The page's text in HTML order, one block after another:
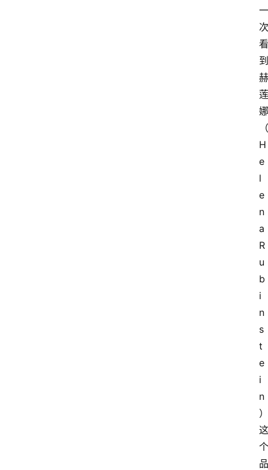
一
次
看
到
赫
莲
娜
（
H
e
l
e
n
a
R
u
b
i
n
s
t
e
i
n
）
这
个
品